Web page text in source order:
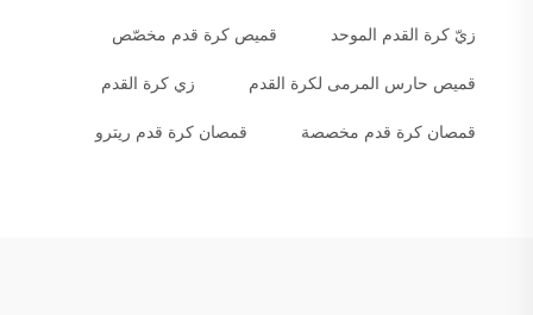
زيّ كرة القدم الموحد قميص كرة قدم مخصّص
قميص حارس المرمى لكرة القدم زي كرة القدم
قمصان كرة قدم مخصصة قمصان كرة قدم ريترو